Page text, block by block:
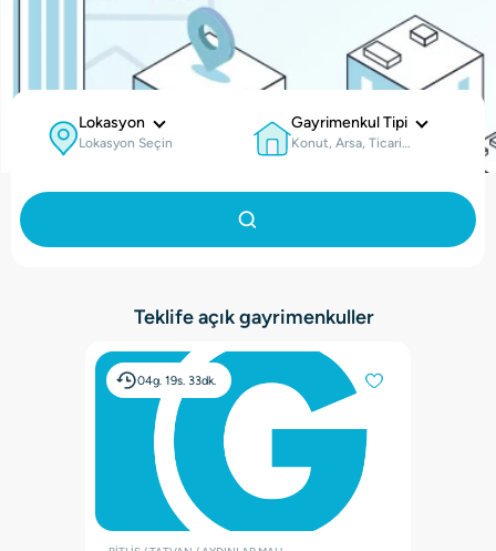
Lokasyon
Lokasyon Seçin
Gayrimenkul Tipi
Konut, Arsa, Ticari…
Teklife açık gayrimenkuller
04g. 19s. 33dk.